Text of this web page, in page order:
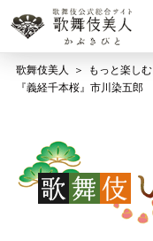
歌舞伎美人 もっと楽しむ
『義経千本桜』市川染五郎